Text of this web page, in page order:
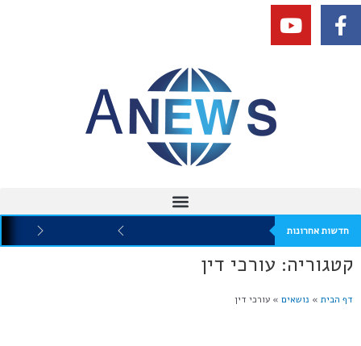
חדשות אחרונות
קטגוריה: עורכי דין
דף הבית» נושאים» עורכי דין